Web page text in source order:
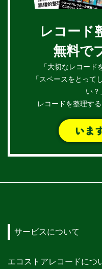
レコード
無料で
「大切なレコード
「スペースをとって
い？
レコードを整理す
サービスについて
エコストアレコードにつ